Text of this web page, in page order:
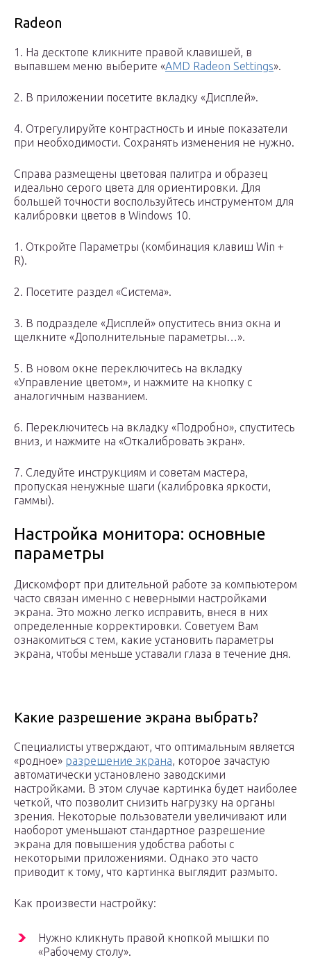
Radeon
1. На десктопе кликните правой клавишей, в
выпавшем меню выберите «AMD Radeon Settings».
2. В приложении посетите вкладку «Дисплей».
4. Отрегулируйте контрастность и иные показатели
при необходимости. Сохранять изменения не нужно.
Справа размещены цветовая палитра и образец
идеально серого цвета для ориентировки. Для
большей точности воспользуйтесь инструментом для
калибровки цветов в Windows 10.
1. Откройте Параметры (комбинация клавиш Win +
R).
2. Посетите раздел «Система».
3. В подразделе «Дисплей» опуститесь вниз окна и
щелкните «Дополнительные параметры…».
5. В новом окне переключитесь на вкладку
«Управление цветом», и нажмите на кнопку с
аналогичным названием.
6. Переключитесь на вкладку «Подробно», спуститесь
вниз, и нажмите на «Откалибровать экран».
7. Следуйте инструкциям и советам мастера,
пропуская ненужные шаги (калибровка яркости,
гаммы).
Настройка монитора: основные
параметры
Дискомфорт при длительной работе за компьютером
часто связан именно с неверными настройками
экрана. Это можно легко исправить, внеся в них
определенные корректировки. Советуем Вам
ознакомиться с тем, какие установить параметры
экрана, чтобы меньше уставали глаза в течение дня.
Какие разрешение экрана выбрать?
Специалисты утверждают, что оптимальным является
«родное» разрешение экрана, которое зачастую
автоматически установлено заводскими
настройками. В этом случае картинка будет наиболее
четкой, что позволит снизить нагрузку на органы
зрения. Некоторые пользователи увеличивают или
наоборот уменьшают стандартное разрешение
экрана для повышения удобства работы с
некоторыми приложениями. Однако это часто
приводит к тому, что картинка выглядит размыто.
Как произвести настройку:
Нужно кликнуть правой кнопкой мышки по
«Рабочему столу».